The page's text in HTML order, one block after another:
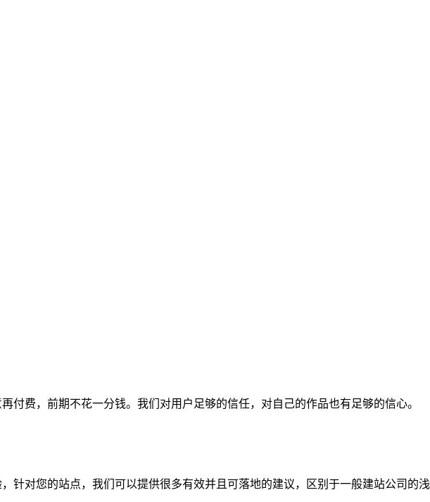
付费，前期不花一分钱。我们对用户足够的信任，对自己的作品也有足够的信心。
针对您的站点，我们可以提供很多有效并且可落地的建议，区别于一般建站公司的